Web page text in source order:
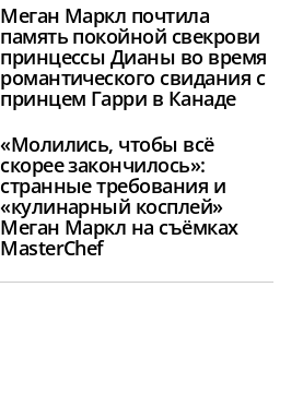
Меган Маркл почтила
память покойной свекрови
принцессы Дианы во время
романтического свидания с
принцем Гарри в Канаде
«Молились, чтобы всё
скорее закончилось»:
странные требования и
«кулинарный косплей»
Меган Маркл на съёмках
MasterChef